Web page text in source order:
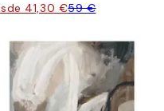
41,30 €59 €